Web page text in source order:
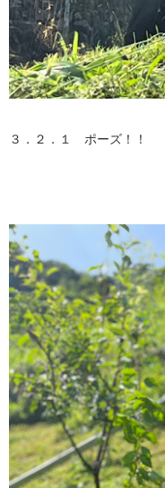
３．２．１ ポーズ！！